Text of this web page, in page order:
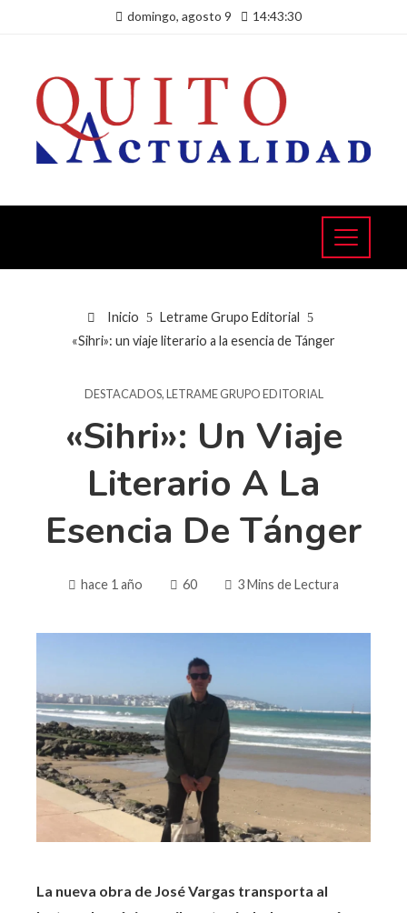
domingo, agosto 9 14:43:30
Inicio
Letrame Grupo Editorial
«Sihri»: un viaje literario a la esencia de Tánger
DESTACADOS,LETRAME GRUPO EDITORIAL
«Sihri»: Un Viaje
Literario A La
Esencia De Tánger
hace 1 año 60 3 Mins de Lectura
La nueva obra de José Vargas transporta al